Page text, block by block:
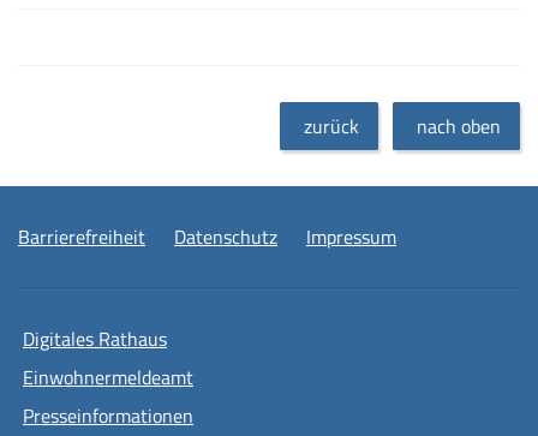
zurück nach oben
Barrierefreiheit Datenschutz Impressum
Digitales Rathaus
Einwohnermeldeamt
Presseinformationen